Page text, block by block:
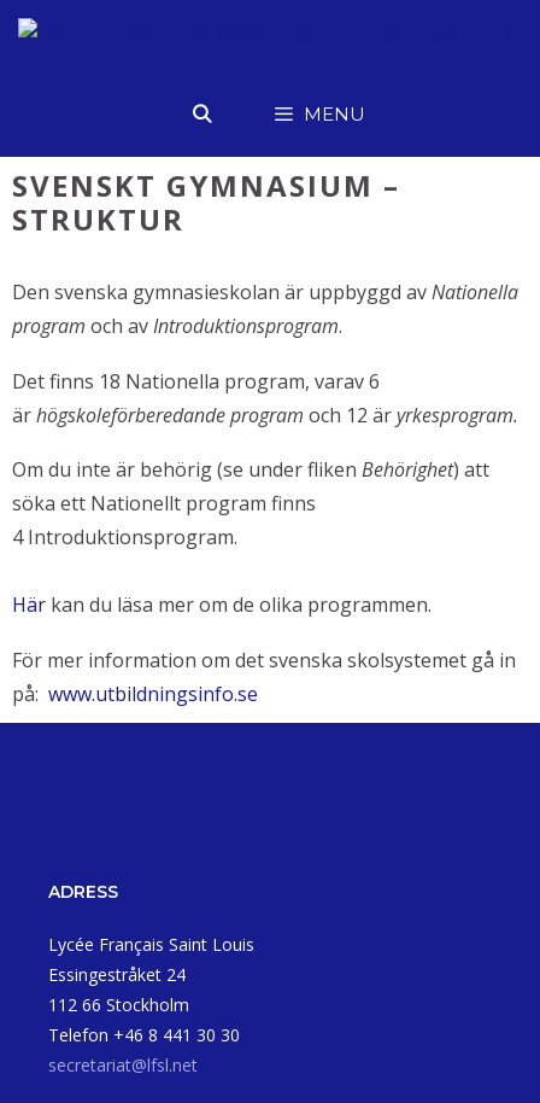
Hoppa
MENU
SVENSKT GYMNASIUM –
STRUKTUR
Den svenska gymnasieskolan är uppbyggd avNationella
program och avIntroduktionsprogram.
​Det finns 18 Nationella program, varav 6
ärhögskoleförberedande program och 12 äryrkesprogram.
Om du inte är behörig (se under fliken Behörighet) att
söka ett Nationellt program finns
4 Introduktionsprogram.
Här kan du läsa mer om de olika programmen.
För mer information om det svenska skolsystemet gå in
på: www.utbildningsinfo.se
ADRESS
Lycée Français Saint Louis
Essingestråket 24
112 66 Stockholm
Telefon +46 8 441 30 30
secretariat@lfsl.net